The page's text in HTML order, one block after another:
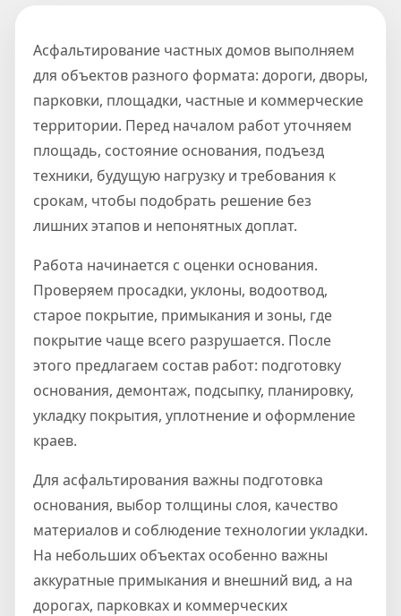
Асфальтирование частных домов выполняем
для объектов разного формата: дороги, дворы,
парковки, площадки, частные и коммерческие
территории. Перед началом работ уточняем
площадь, состояние основания, подъезд
техники, будущую нагрузку и требования к
срокам, чтобы подобрать решение без
лишних этапов и непонятных доплат.
Работа начинается с оценки основания.
Проверяем просадки, уклоны, водоотвод,
старое покрытие, примыкания и зоны, где
покрытие чаще всего разрушается. После
этого предлагаем состав работ: подготовку
основания, демонтаж, подсыпку, планировку,
укладку покрытия, уплотнение и оформление
краев.
Для асфальтирования важны подготовка
основания, выбор толщины слоя, качество
материалов и соблюдение технологии укладки.
На небольших объектах особенно важны
аккуратные примыкания и внешний вид, а на
дорогах, парковках и коммерческих